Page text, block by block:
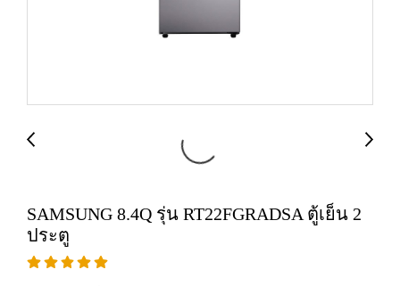
SAMSUNG 8.4Q รุ่น RT22FGRADSA ตู้เย็น 2
ประตู